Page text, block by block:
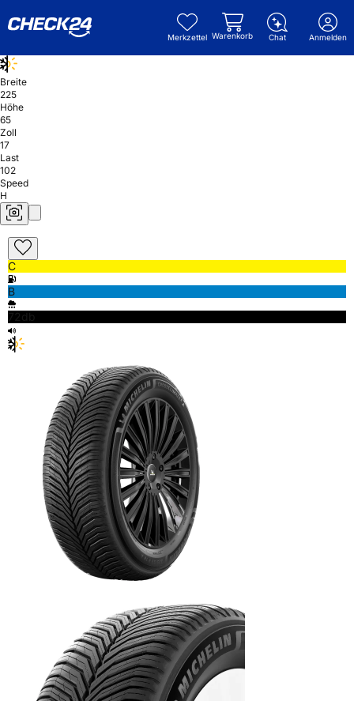
Merkzettel Warenkorb Chat Anmelden
Breite
225
Höhe
65
Zoll
17
Last
102
Speed
H
C
B
72db